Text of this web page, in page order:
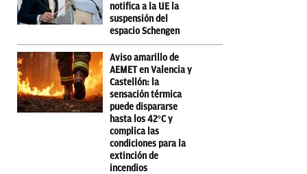
notifica a la UE la
suspensión del
espacio Schengen
Aviso amarillo de
AEMET en Valencia y
Castellón: la
sensación térmica
puede dispararse
hasta los 42ºC y
complica las
condiciones para la
extinción de
incendios